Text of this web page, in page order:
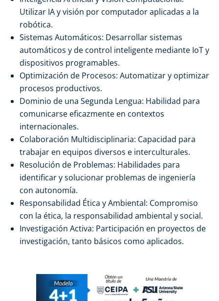
Utilizar IA y visión por computador aplicadas a la
robótica.
Sistemas Automáticos: Desarrollar sistemas
automáticos y de control inteligente mediante IoT y
dispositivos programables.
Optimización de Procesos: Automatizar y optimizar
procesos productivos.
Dominio de una Segunda Lengua: Habilidad para
comunicarse eficazmente en contextos
internacionales.
Colaboración Multidisciplinaria: Capacidad para
trabajar en equipos diversos e interculturales.
Resolución de Problemas: Habilidades para
identificar y solucionar problemas de ingeniería
con autonomía.
Responsabilidad Ética y Ambiental: Compromiso
con la ética, la responsabilidad ambiental y social.
Investigación Activa: Participación en proyectos de
investigación, tanto básicos como aplicados.